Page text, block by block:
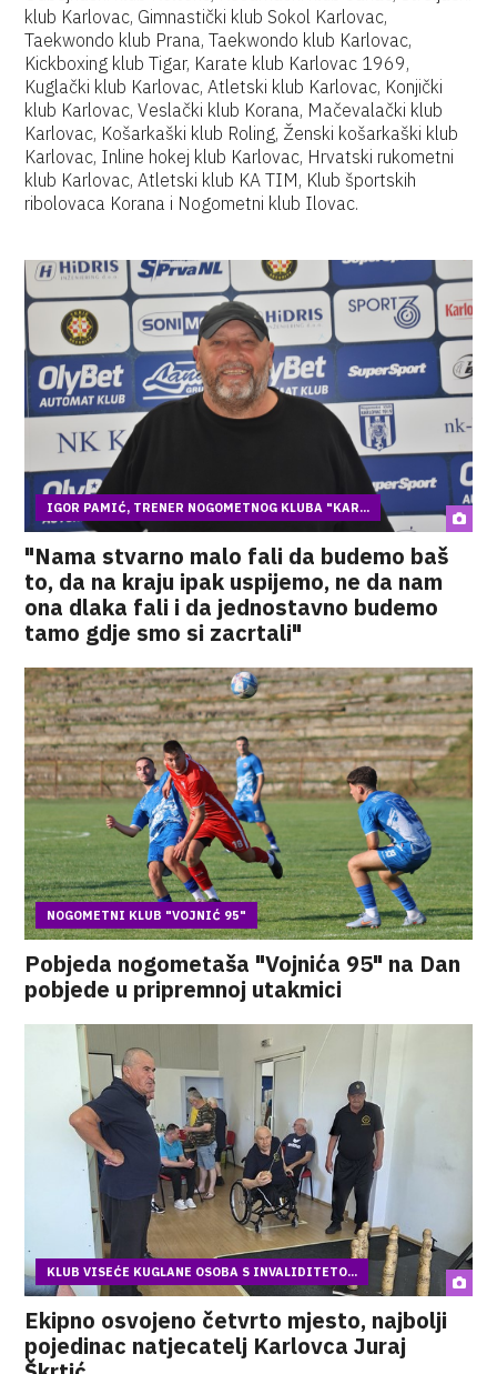
klub Karlovac, Gimnastički klub Sokol Karlovac,
Taekwondo klub Prana, Taekwondo klub Karlovac,
Kickboxing klub Tigar, Karate klub Karlovac 1969,
Kuglački klub Karlovac, Atletski klub Karlovac, Konjički
klub Karlovac, Veslački klub Korana, Mačevalački klub
Karlovac, Košarkaški klub Roling, Ženski košarkaški klub
Karlovac, Inline hokej klub Karlovac, Hrvatski rukometni
klub Karlovac, Atletski klub KA TIM, Klub športskih
ribolovaca Korana i Nogometni klub Ilovac.
IGOR PAMIĆ, TRENER NOGOMETNOG KLUBA "KAR...
"Nama stvarno malo fali da budemo baš
to, da na kraju ipak uspijemo, ne da nam
ona dlaka fali i da jednostavno budemo
tamo gdje smo si zacrtali"
NOGOMETNI KLUB "VOJNIĆ 95"
Pobjeda nogometaša "Vojnića 95" na Dan
pobjede u pripremnoj utakmici
KLUB VISEĆE KUGLANE OSOBA S INVALIDITETO...
Ekipno osvojeno četvrto mjesto, najbolji
pojedinac natjecatelj Karlovca Juraj